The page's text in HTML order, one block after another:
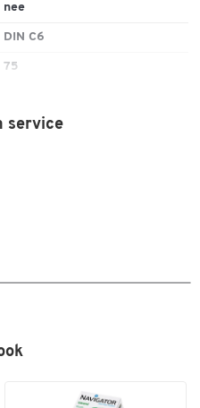
nee
DIN C6
75
114
service